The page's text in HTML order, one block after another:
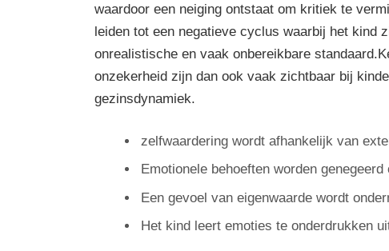
waardoor een neiging ontstaat om kritiek te
leiden tot een negatieve cyclus waarbij het kind
onrealistische en vaak onbereikbare
onzekerheid zijn dan ook vaak zichtbaar bij
gezinsdynamiek.
zelfwaardering wordt afhankelijk van
Emotionele behoeften worden genegeerd
Een gevoel van eigenwaarde wordt
Het kind leert emoties te onderdrukken